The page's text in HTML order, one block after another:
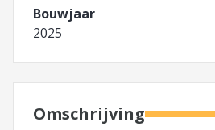
Bouwjaar
2025
Omschrijving